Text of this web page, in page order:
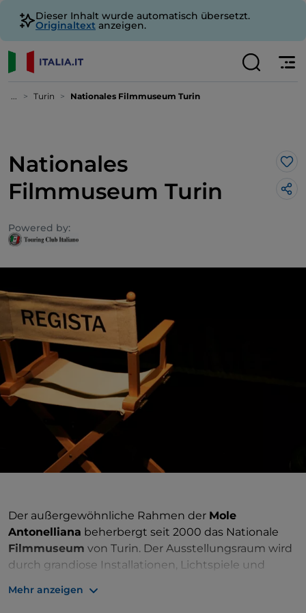
Dieser Inhalt wurde automatisch übersetzt.
Originaltext anzeigen.
... Turin Nationales Filmmuseum Turin
Nationales
Filmmuseum Turin
Powered by:
Der außergewöhnliche Rahmen der Mole
Antonelliana beherbergt seit 2000 das Nationale
Filmmuseum von Turin. Der Ausstellungsraum wird
durch grandiose Installationen, Lichtspiele und
didaktischen Erlebnis Elemente der Unterhaltung
Mehr anzeigen